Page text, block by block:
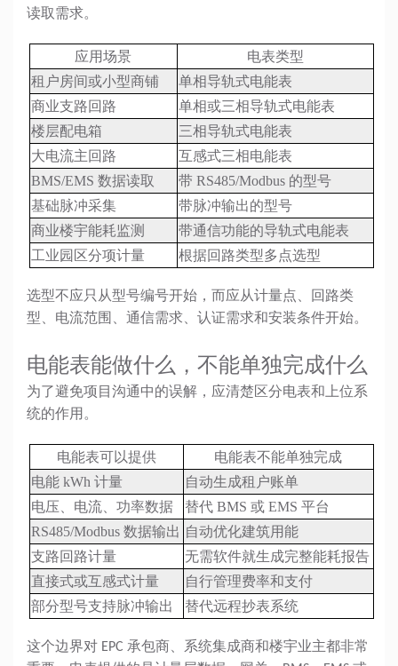
读取需求。
应用场景
电表类型
租户房间或小型商铺
单相导轨式电能表
商业支路回路
单相或三相导轨式电能表
楼层配电箱
三相导轨式电能表
大电流主回路
互感式三相电能表
BMS/EMS 数据读取
带 RS485/Modbus 的型号
基础脉冲采集
带脉冲输出的型号
商业楼宇能耗监测
带通信功能的导轨式电能表
工业园区分项计量
根据回路类型多点选型
选型不应只从型号编号开始，而应从计量点、回路类
型、电流范围、通信需求、认证需求和安装条件开始。
电能表能做什么，不能单独完成什么
为了避免项目沟通中的误解，应清楚区分电表和上位系
统的作用。
电能表可以提供
电能表不能单独完成
电能 kWh 计量
自动生成租户账单
电压、电流、功率数据
替代 BMS 或 EMS 平台
RS485/Modbus 数据输出 自动优化建筑用能
支路回路计量
无需软件就生成完整能耗报告
直接式或互感式计量
自行管理费率和支付
部分型号支持脉冲输出
替代远程抄表系统
这个边界对 EPC 承包商、系统集成商和楼宇业主都非常